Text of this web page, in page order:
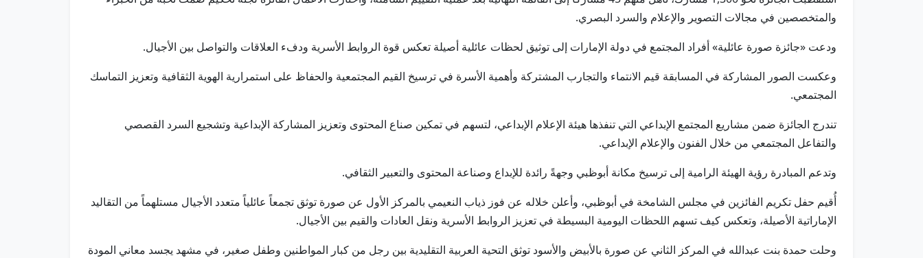
والمتخصصين في مجالات التصوير والإعلام والسرد البصري.
ودعت «جائزة صورة عائلية» أفراد المجتمع في دولة الإمارات إلى توثيق لحظات عائلية أصيلة تعكس قوة الروابط الأسرية ودفء العلاقات والتواصل بين الأجيال.
وعكست الصور المشاركة في المسابقة قيم الانتماء والتجارب المشتركة وأهمية الأسرة في ترسيخ القيم المجتمعية والحفاظ على استمرارية الهوية الثقافية وتعزيز التماسك
المجتمعي.
تندرج الجائزة ضمن مشاريع المجتمع الإبداعي التي تنفذها هيئة الإعلام الإبداعي، لتسهم في تمكين صناع المحتوى وتعزيز المشاركة الإبداعية وتشجيع السرد القصصي
والتفاعل المجتمعي من خلال الفنون والإعلام الإبداعي.
وتدعم المبادرة رؤية الهيئة الرامية إلى ترسيخ مكانة أبوظبي وجهةً رائدة للإبداع وصناعة المحتوى والتعبير الثقافي.
أُقيم حفل تكريم الفائزين في مجلس الشامخة في أبوظبي، وأعلن خلاله عن فوز ذياب النعيمي بالمركز الأول عن صورة توثق تجمعاً عائلياً متعدد الأجيال مستلهماً من التقاليد
الإماراتية الأصيلة، وتعكس كيف تسهم اللحظات اليومية البسيطة في تعزيز الروابط الأسرية ونقل العادات والقيم بين الأجيال.
وحلت حمدة بنت عبدالله في المركز الثاني عن صورة بالأبيض والأسود توثق التحية العربية التقليدية بين رجل من كبار المواطنين وطفل صغير، في مشهد يجسد معاني المودة